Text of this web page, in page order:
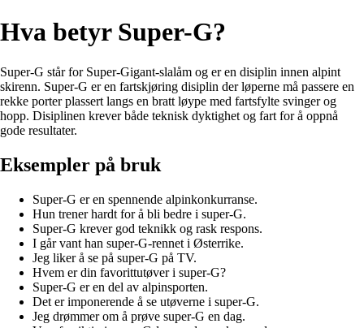
Hva betyr Super-G?
Super-G står for Super-Gigant-slalåm og er en disiplin innen alpint
skirenn. Super-G er en fartskjøring disiplin der løperne må passere en
rekke porter plassert langs en bratt løype med fartsfylte svinger og
hopp. Disiplinen krever både teknisk dyktighet og fart for å oppnå
gode resultater.
Eksempler på bruk
Super-G er en spennende alpinkonkurranse.
Hun trener hardt for å bli bedre i super-G.
Super-G krever god teknikk og rask respons.
I går vant han super-G-rennet i Østerrike.
Jeg liker å se på super-G på TV.
Hvem er din favorittutøver i super-G?
Super-G er en del av alpinsporten.
Det er imponerende å se utøverne i super-G.
Jeg drømmer om å prøve super-G en dag.